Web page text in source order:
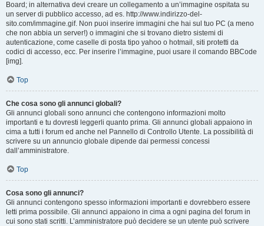
Board; in alternativa devi creare un collegamento a un’immagine ospitata su
un server di pubblico accesso, ad es. http://www.indirizzo-del-
sito.com/immagine.gif. Non puoi inserire immagini che hai sul tuo PC (a meno
che non abbia un server!) o immagini che si trovano dietro sistemi di
autenticazione, come caselle di posta tipo yahoo o hotmail, siti protetti da
codici di accesso, ecc. Per inserire l’immagine, puoi usare il comando BBCode
[img].
Top
Che cosa sono gli annunci globali?
Gli annunci globali sono annunci che contengono informazioni molto
importanti e tu dovresti leggerli quanto prima. Gli annunci globali appaiono in
cima a tutti i forum ed anche nel Pannello di Controllo Utente. La possibilità di
scrivere su un annuncio globale dipende dai permessi concessi
dall’amministratore.
Top
Cosa sono gli annunci?
Gli annunci contengono spesso informazioni importanti e dovrebbero essere
letti prima possibile. Gli annunci appaiono in cima a ogni pagina del forum in
cui sono stati scritti. L’amministratore può decidere se un utente può scrivere